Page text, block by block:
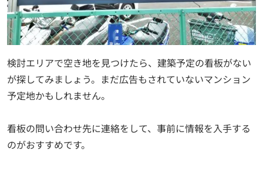
検討エリアで空き地を見つけたら、建築予定の看板がない
が探してみましょう。まだ広告もされていないマンション
予定地かもしれません。
看板の問い合わせ先に連絡をして、事前に情報を入手する
のがおすすめです。